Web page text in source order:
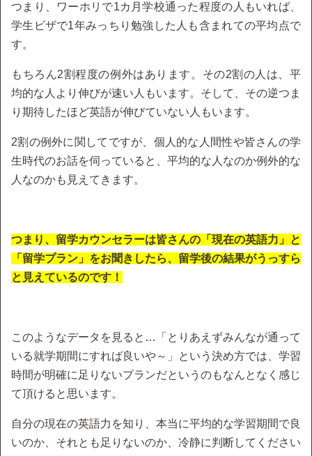
つまり、ワーホリで1カ月学校通った程度の人もいれば、
学生ビザで1年みっちり勉強した人も含まれての平均点で
す。
もちろん2割程度の例外はあります。その2割の人は、平
均的な人より伸びが速い人もいます。そして、その逆つま
り期待したほど英語が伸びていない人もいます。
2割の例外に関してですが、個人的な人間性や皆さんの学
生時代のお話を伺っていると、平均的な人なのか例外的な
人なのかも見えてきます。
つまり、留学カウンセラーは皆さんの「現在の英語力」と
「留学プラン」をお聞きしたら、留学後の結果がうっすら
と見えているのです！
このようなデータを見ると…「とりあえずみんなが通って
いる就学期間にすれば良いや～」という決め方では、学習
時間が明確に足りないプランだというのもなんとなく感じ
て頂けると思います。
自分の現在の英語力を知り、本当に平均的な学習期間で良
いのか、それとも足りないのか、冷静に判断してください